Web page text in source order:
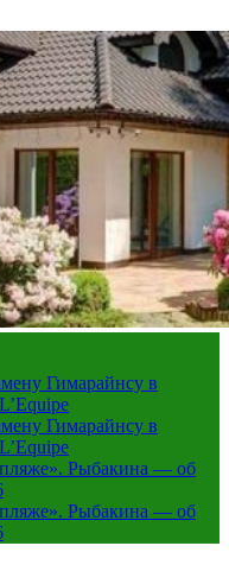
Гимарайнсу в
Гимарайнсу в
пляже». Рыбакина — об
пляже». Рыбакина — об